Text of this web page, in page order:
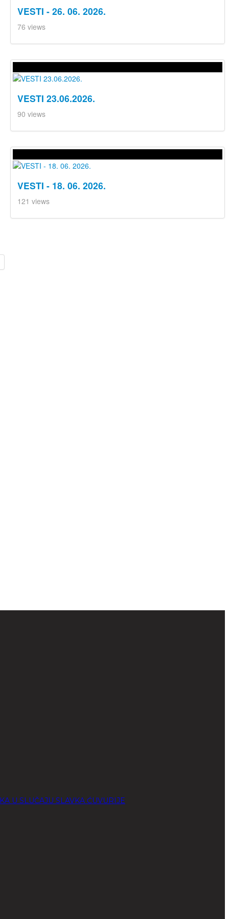
VESTI - 26. 06. 2026.
76 views
VESTI 23.06.2026.
90 views
VESTI - 18. 06. 2026.
121 views
U SLUČAJU SLAVKA ĆUVURIJE